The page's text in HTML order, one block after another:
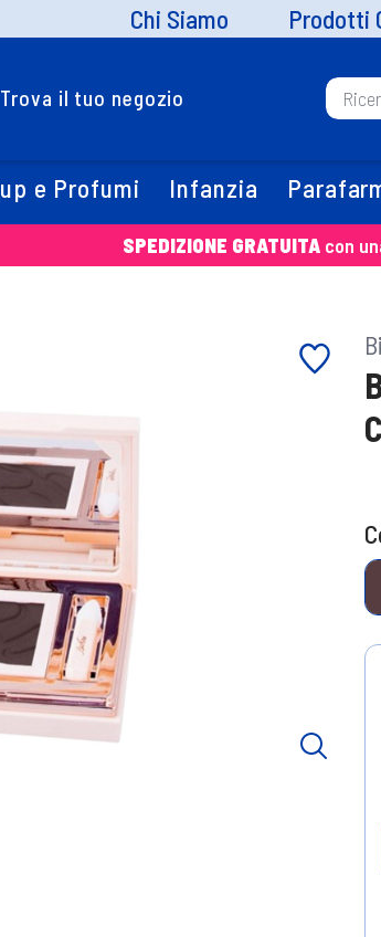
Chi Siamo Prodotti
Trova il tuo negozio
e Profumi Infanzia
SPEDIZIONE GRATUITA con